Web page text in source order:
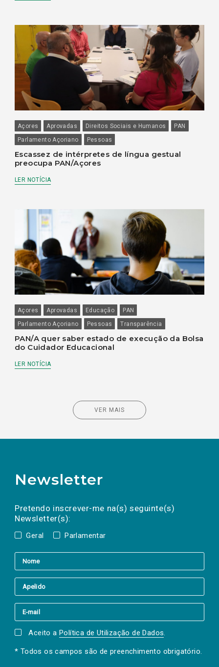
Açores Aprovadas Direitos Sociais e Humanos
PAN
Parlamento Açoriano
Pessoas
Escassez de intérpretes de língua gestual
preocupa PAN/Açores
LER NOTÍCIA
Açores Aprovadas Educação
PAN
Parlamento Açoriano
Pessoas Transparência
PAN/A quer saber estado de execução da Bolsa
do Cuidador Educacional
LER NOTÍCIA
VER MAIS
Newsletter
Pretendo inscrever-me na(s) seguinte(s)
Newsletter(s):
Geral Parlamentar
a(s) newsletter(s).
mail
Aceito a Política de Utilização de Dados.
* Todos os campos são de preenchimento obrigatório.